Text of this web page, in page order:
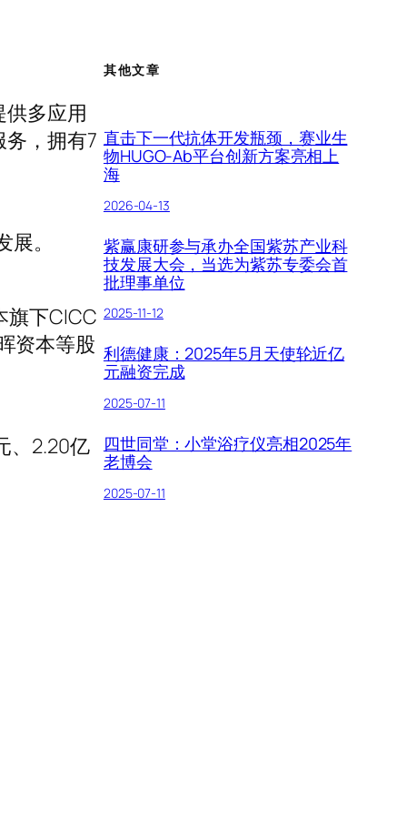
多应用
，拥有7
。
旗下CICC
资本等股
、2.20亿
其他文章
直击下一代抗体开发瓶颈，赛业生
物HUGO-Ab平台创新方案亮相上
海
2026-04-13
紫赢康研参与承办全国紫苏产业科
技发展大会，当选为紫苏专委会首
批理事单位
2025-11-12
利德健康：2025年5月天使轮近亿
元融资完成
2025-07-11
四世同堂：小堂浴疗仪亮相2025年
老博会
2025-07-11